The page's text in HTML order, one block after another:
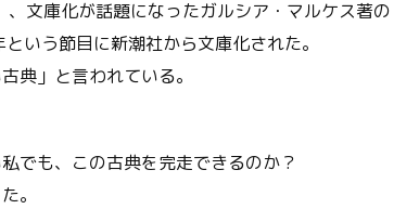
文庫化が話題になったガルシア・マルケス著の
いう節目に新潮社から文庫化された。
典」と言われている。
でも、この古典を完走できるのか？
。